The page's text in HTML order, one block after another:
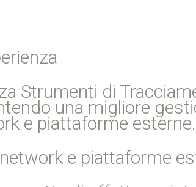
Strumenti di
una migliore
e piattaforme esterne.
e piattaforme